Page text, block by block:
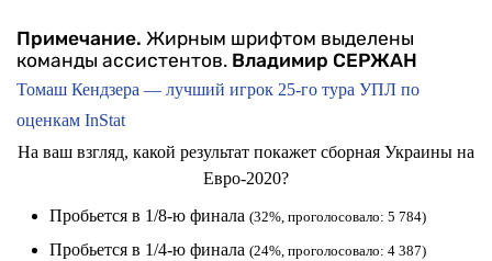
Примечание. Жирным шрифтом выделены
команды ассистентов. Владимир СЕРЖАН
Томаш Кендзера — лучший игрок 25-го тура УПЛ по
оценкам InStat
На ваш взгляд, какой результат покажет сборная Украины на
Евро-2020?
Пробьется в 1/8-ю финала (32%, проголосовало: 5 784)
Пробьется в 1/4-ю финала (24%, проголосовало: 4 387)